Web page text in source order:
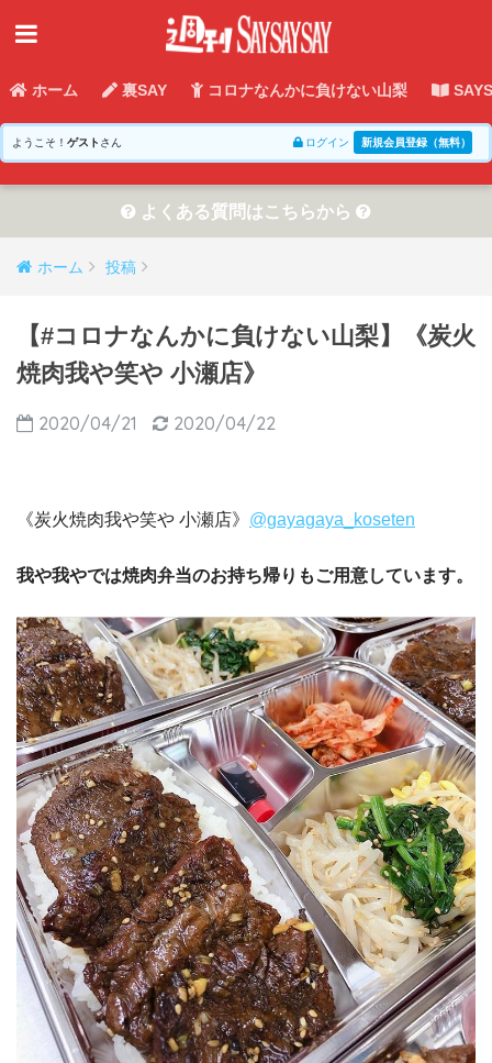
ホーム 裏SAY コロナなんかに負けない山梨
ようこそ！ ゲスト さん ログイン 新規会員登録（無料）
よくある質問はこちらから
ホーム 投稿
【#コロナなんかに負けない山梨】《炭火
焼肉我や笑や 小瀬店》
2020/04/21 2020/04/22
《炭火焼肉我や笑や 小瀬店》 @gayagaya_koseten
我や我やでは焼肉弁当のお持ち帰りもご用意しています。